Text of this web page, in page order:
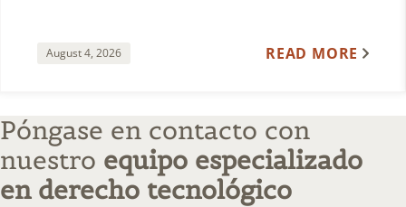
August 4, 2026 READ MORE
Póngase en contacto con
nuestro equipo especializado
en derecho tecnológico